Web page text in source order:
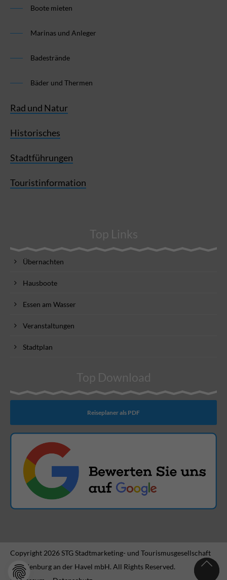
Boote mieten
Marinas und Anleger
Badestrände
Bäder und Thermen
Rad und Natur
Historisches
Stadtführungen
Touristinformation
Top Links
Übernachten
Hausboote
Essen am Wasser
Veranstaltungen
Stadtplan
Top Download
Reiseplaner als PDF
Copyright 2026 STG Stadtmarketing- und Tourismusgesellschaft
Brandenburg an der Havel mbH. All Rights Reserved.